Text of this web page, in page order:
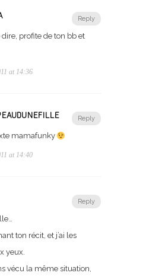
Reply
dire, profite de ton bb et
at 14:36
Reply
mamafunky
at 14:40
Reply
ton récit, et j’ai les
yeux.
vécu la même situation,